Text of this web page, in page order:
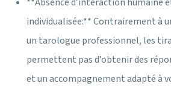
individualisée:** Contrairement à
un tarologue professionnel, les
permettent pas d’obtenir des
et un accompagnement adapté à